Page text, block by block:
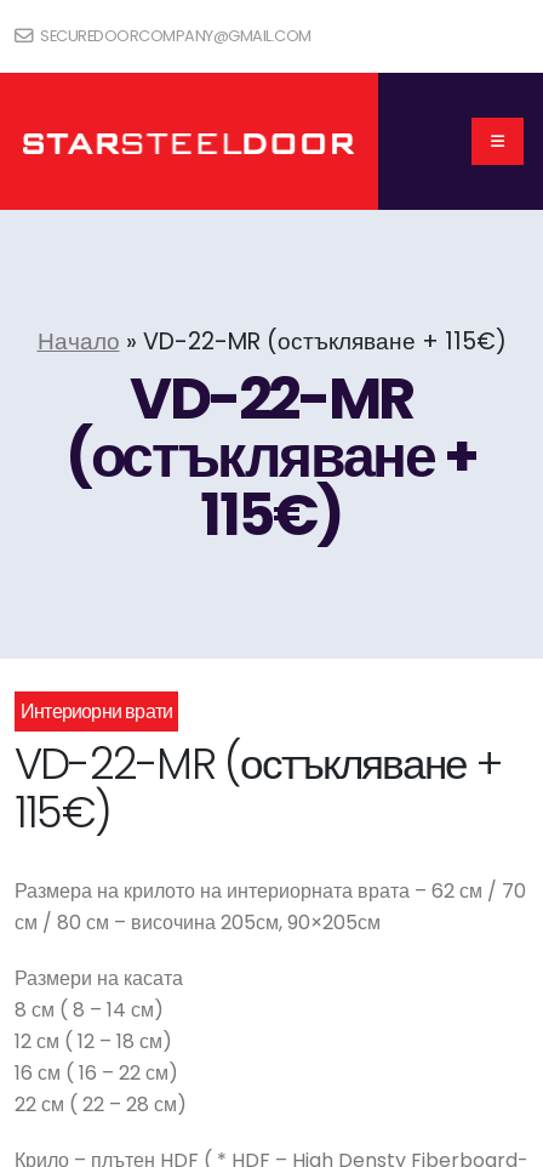
SECUREDOORCOMPANY@GMAIL.COM
Начало » VD-22-MR (остъкляване + 115€)
VD-22-MR
(остъкляване +
115€)
Интериорни врати
VD-22-MR (остъкляване +
115€)
Размера на крилото на интериорната врата – 62 см / 70
см / 80 см – височина 205см, 90×205см
Размери на касата
8 см ( 8 – 14 см)
12 см ( 12 – 18 см)
16 см ( 16 – 22 см)
22 см ( 22 – 28 см)
Крило – плътен HDF ( * HDF – High Densty Fiberboard-